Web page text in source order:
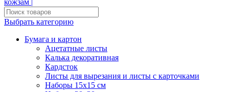
Выбрать категорию
Бумага и картон
Ацетатные листы
Калька декоративная
Кардсток
Листы для вырезания и листы с карточками
Наборы 15х15 см